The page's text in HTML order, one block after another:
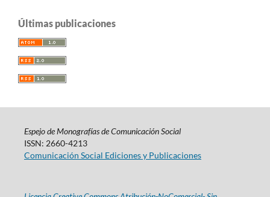
Últimas publicaciones
Espejo de Monografías de Comunicación Social
ISSN: 2660-4213
Comunicación Social Ediciones y Publicaciones